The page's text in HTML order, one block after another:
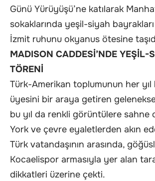
Günü Yürüyüşü’ne katılarak
sokaklarında yeşil-siyah bayrakları
İzmit ruhunu okyanus ötesine
MADISON CADDESİ’NDE YEŞİL-
TÖRENİ
Türk-Amerikan toplumunun her yıl
üyesini bir araya getiren
bu yıl da renkli görüntülere sahne
York ve çevre eyaletlerden akın
Türk vatandaşının arasında,
Kocaelispor armasıyla yer alan
dikkatleri üzerine çekti.